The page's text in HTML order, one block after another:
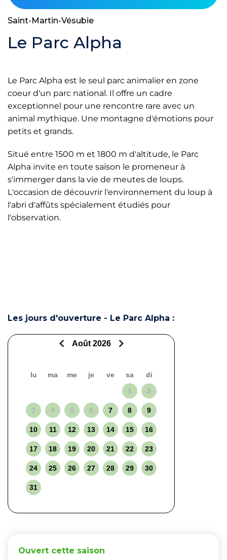
Saint-Martin-Vésubie
Le Parc Alpha
Le Parc Alpha est le seul parc animalier en zone
coeur d'un parc national. Il offre un cadre
exceptionnel pour une rencontre rare avec un
animal mythique. Une montagne d'émotions pour
petits et grands.
Situé entre 1500 m et 1800 m d'altitude, le Parc
Alpha invite en toute saison le promeneur à
s'immerger dans la vie de meutes de loups.
L'occasion de découvrir l'environnement du loup à
l'abri d'affûts spécialement étudiés pour
l'observation.
Les jours d'ouverture - Le Parc Alpha :
Août 2026
lu ma me je ve sa
di
1
2
3 4 5 6 7 8 9
10 11 12 13 14 15 16
17 18 19 20 21 22 23
24 25 26 27 28 29 30
31
Ouvert cette saison